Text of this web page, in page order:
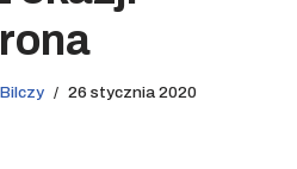
26 stycznia 2020